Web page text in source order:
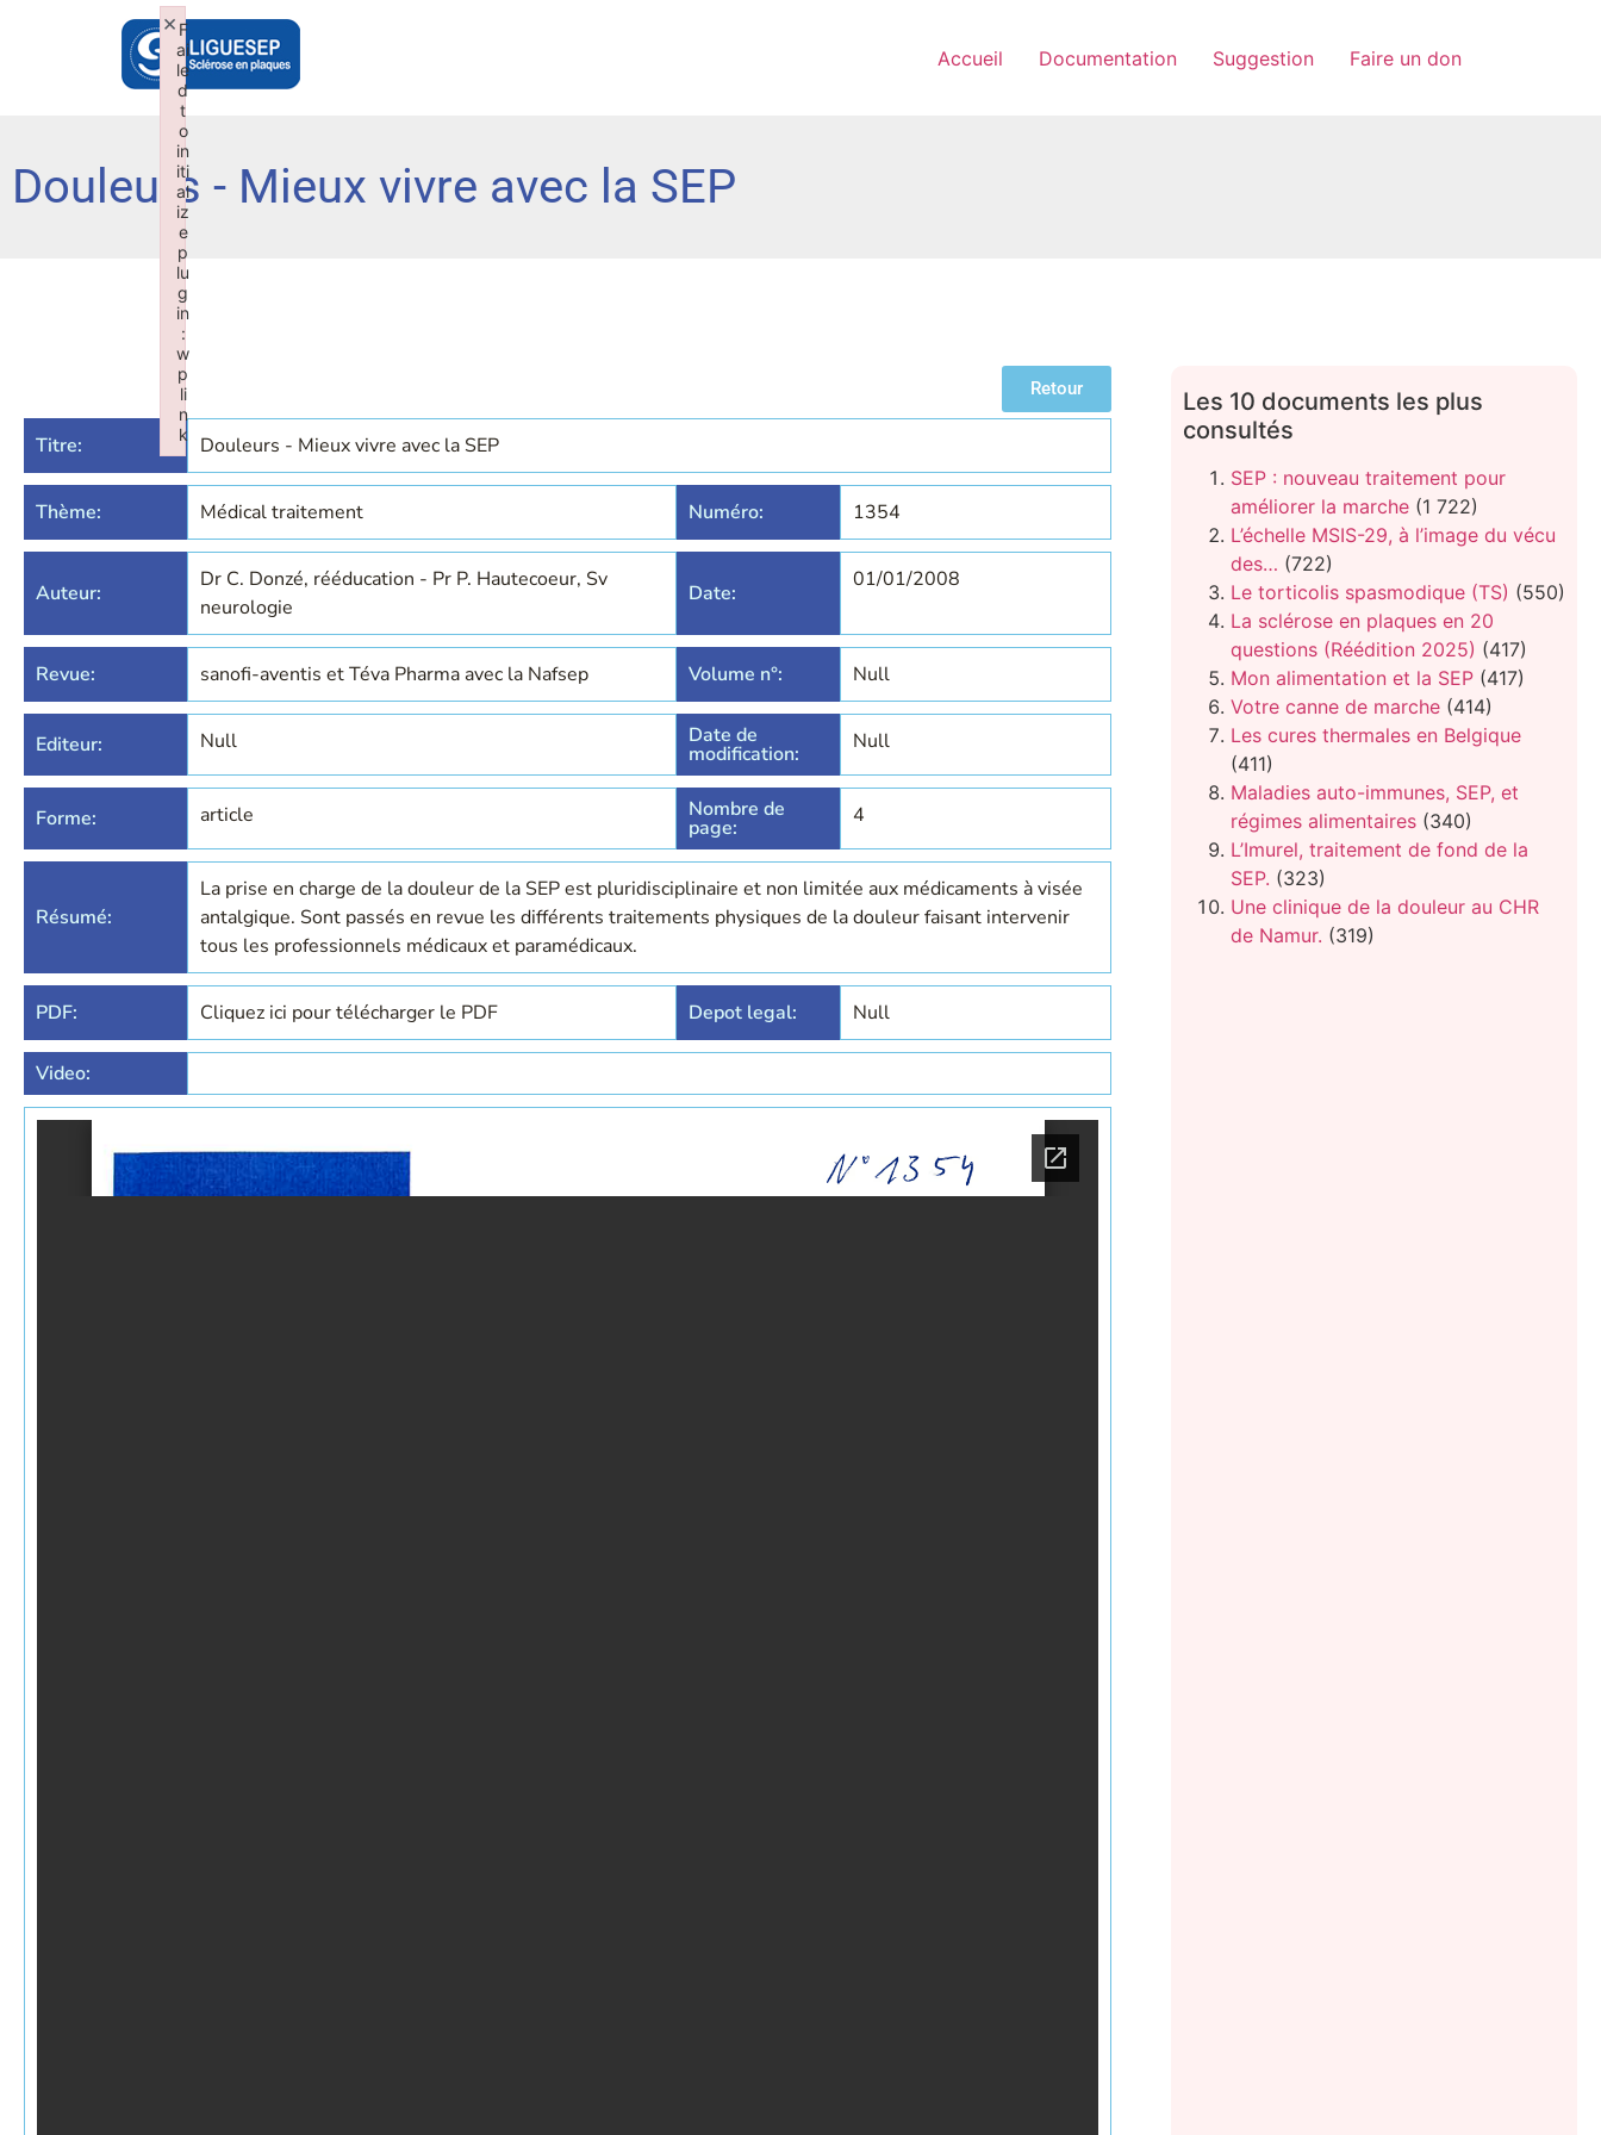
Accueil Documentation Suggestion Faire un don
Douleurs - Mieux vivre avec la SEP
Retour
Titre: Douleurs - Mieux vivre avec la SEP
Thème: Médical traitement Numéro: 1354
Auteur:
Dr C. Donzé, rééducation - Pr P. Hautecoeur, Sv
neurologie
Date:
01/01/2008
Revue: sanofi-aventis et Téva Pharma avec la Nafsep Volume n°: Null
Editeur: Null Date de
modification: Null
Forme: article Nombre de
page: 4
Résumé:
La prise en charge de la douleur de la SEP est pluridisciplinaire et non limitée aux médicaments à visée
antalgique. Sont passés en revue les différents traitements physiques de la douleur faisant intervenir
tous les professionnels médicaux et paramédicaux.
PDF: Cliquez ici pour télécharger le PDF Depot legal: Null
Video:
Les 10 documents les plus
consultés
SEP : nouveau traitement pour
améliorer la marche (1 722)
L’échelle MSIS-29, à l’image du vécu
des… (722)
Le torticolis spasmodique (TS) (550)
La sclérose en plaques en 20
questions (Réédition 2025) (417)
Mon alimentation et la SEP (417)
Votre canne de marche (414)
Les cures thermales en Belgique
(411)
Maladies auto-immunes, SEP, et
régimes alimentaires (340)
L’Imurel, traitement de fond de la
SEP. (323)
Une clinique de la douleur au CHR
de Namur. (319)
F
ai
le
d
t
o
in
iti
al
iz
e
p
lu
g
in
:
w
p
li
n
k
×
Failed to initialize plugin: wplink